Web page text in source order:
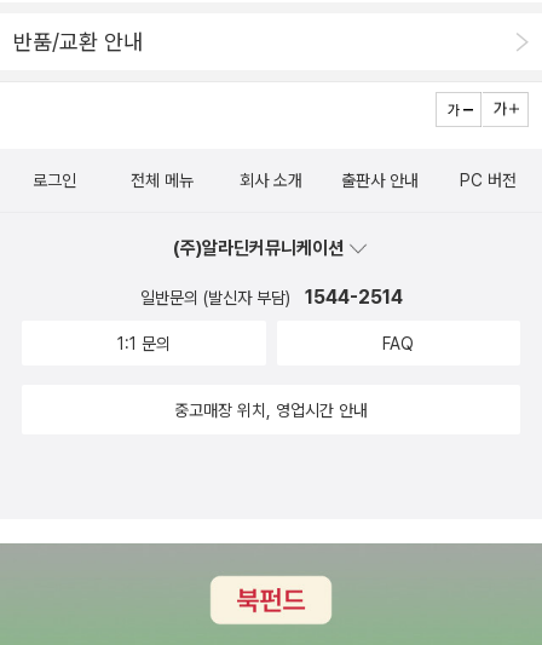
선사할 것이고, 시골에 사는 청소년들에게는 그들이 자연이라는 축복
다.아빠는 엄마가 유학에서 돌아왔다면서 엄마에게 데려다주겠다고
빠는 이혼하였던 것이다.하지만 나라는 엄마와 같이 가지 않고 아빠
다시 바닷가 마을로 돌아갔다.나라에게 또다른 안 좋은 소식이 들려
주었다. 그런데 결혼식장에서 믿을 수 없는 사실이 밝혀졌다. 그동안
아빠의 조개밭에 기름을 뿌리고 도둑질한 것이 나라의 친구 영태의
며칠 뒤에 편지가 나라와 친구들한테 왔다. 모든 마을사람들이 찾아
과 영태의 아버지는 화해를 했다.또 며칠 뒤 아이들에게 소포가 날아
로 둘러싸인 도시에서 살기보다 나의 사랑하는 아빠랑 살겠다고 생각
했다. 이 책을 보면서 빽빽한 도시보다 푸르른 나뭇잎속에서 살아가
반품/교환 안내
로그인 전체 메뉴 회사 소개 출판사 안내 PC 버전
(주)알라딘커뮤니케이션
일반문의 (발신자 부담) 1544-2514
1:1 문의 FAQ
중고매장 위치, 영업시간 안내